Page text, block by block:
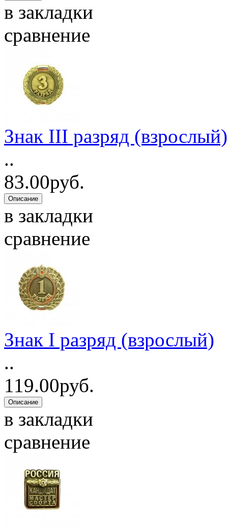
в закладки
сравнение
Знак III разряд (взрослый)
..
83.00руб.
в закладки
сравнение
Знак I разряд (взрослый)
..
119.00руб.
в закладки
сравнение